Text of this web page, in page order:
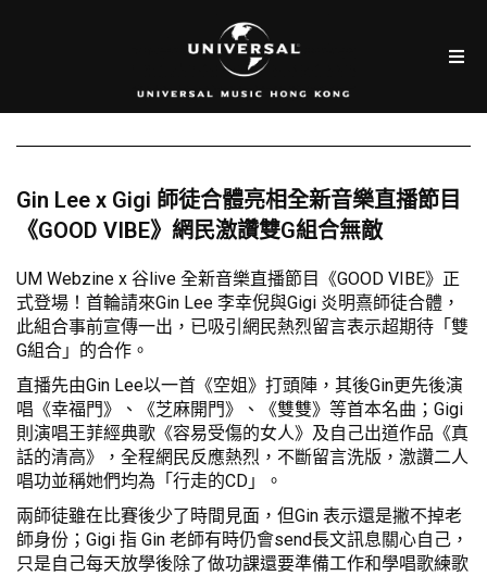
Gin Lee x Gigi 師徒合體亮相全新音樂直播節目
《GOOD VIBE》網民激讚雙G組合無敵
UM Webzine x 谷live 全新音樂直播節目《GOOD VIBE》正
式登場！首輪請來Gin Lee 李幸倪與Gigi 炎明熹師徒合體，
此組合事前宣傳一出，已吸引網民熱烈留言表示超期待「雙
G組合」的合作。
直播先由Gin Lee以一首《空姐》打頭陣，其後Gin更先後演
唱《幸福門》、《芝麻開門》、《雙雙》等首本名曲；Gigi
則演唱王菲經典歌《容易受傷的女人》及自己出道作品《真
話的清高》，全程網民反應熱烈，不斷留言洗版，激讚二人
唱功並稱她們均為「行走的CD」。
兩師徒雖在比賽後少了時間見面，但Gin 表示還是撇不掉老
師身份；Gigi 指 Gin 老師有時仍會send長文訊息關心自己，
只是自己每天放學後除了做功課還要準備工作和學唱歌練歌